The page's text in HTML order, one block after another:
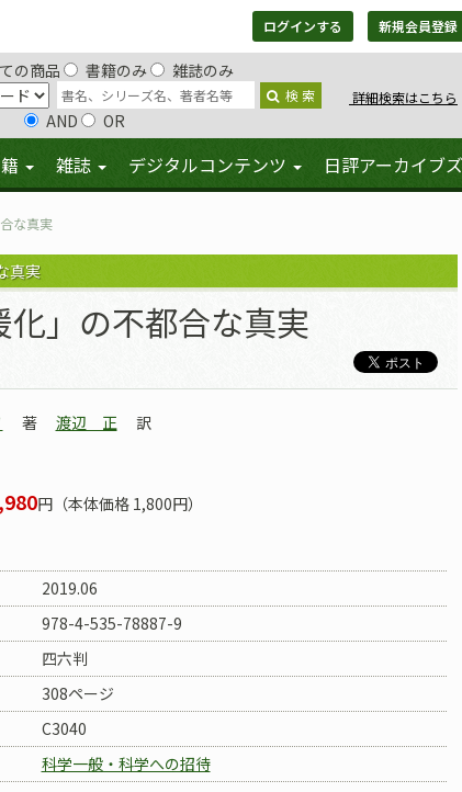
ログインする 新規会員登録
の商品 書籍のみ 雑誌のみ
検 索 詳細検索はこちら
AND OR
雑誌 デジタルコンテンツ 日評アーカイブズ
な真実
真実
化」の不都合な真実
著 渡辺 正 訳
円（本体価格 1,800円）
2019.06
978-4-535-78887-9
四六判
308ページ
C3040
科学一般・科学への招待